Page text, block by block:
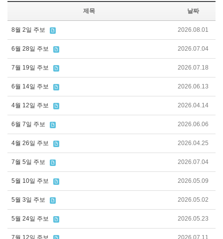
제목 날짜
8월 2일 주보 2026.08.01
6월 28일 주보 2026.07.04
7월 19일 주보 2026.07.18
6월 14일 주보 2026.06.13
4월 12일 주보 2026.04.14
6월 7일 주보 2026.06.06
4월 26일 주보 2026.04.25
7월 5일 주보 2026.07.04
5월 10일 주보 2026.05.09
5월 3일 주보 2026.05.02
5월 24일 주보 2026.05.23
7월 12일 주보 2026.07.11